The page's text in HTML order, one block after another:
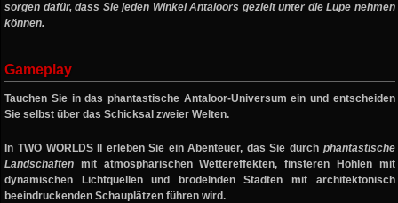
sorgen dafür, dass Sie jeden Winkel Antaloors gezielt unter die Lupe nehmen
können.
Gameplay
Tauchen Sie in das phantastische Antaloor-Universum ein und entscheiden
Sie selbst über das Schicksal zweier Welten.
InTWO WORLDS II erleben Sie ein Abenteuer, das Sie durch phantastische
Landschaften mit atmosphärischen Wettereffekten, finsteren Höhlen mit
dynamischen Lichtquellen und brodelnden Städten mit architektonisch
beeindruckenden Schauplätzen führen wird.